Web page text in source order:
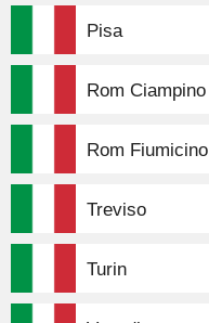
Pisa
Rom Ciampino
Rom Fiumicino
Treviso
Turin